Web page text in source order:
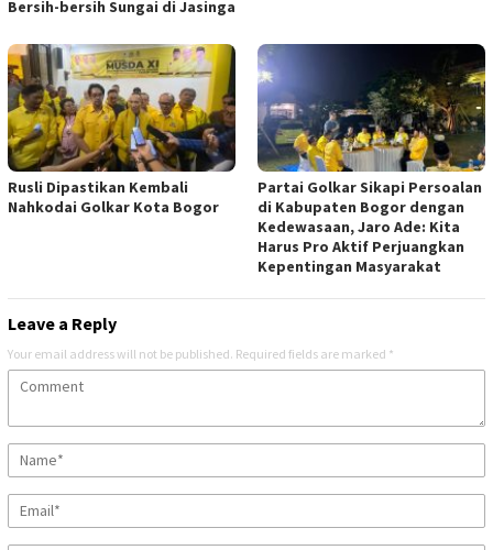
Bersih-bersih Sungai di Jasinga
Rusli Dipastikan Kembali
Nahkodai Golkar Kota Bogor
Partai Golkar Sikapi Persoalan
di Kabupaten Bogor dengan
Kedewasaan, Jaro Ade: Kita
Harus Pro Aktif Perjuangkan
Kepentingan Masyarakat
Leave a Reply
Your email address will not be published. Required fields are marked *